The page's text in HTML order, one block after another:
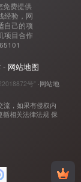
免费提供
经验，网
自己的项
项目合作
- 网站地图
号" ·网站地
流，如果有侵权内
相关法律法规 保